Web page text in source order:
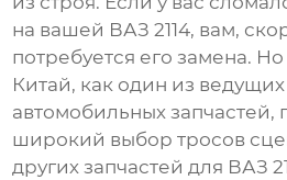
на вашей ВАЗ 2114, вам,
потребуется его замена. Но
Китай, как один из
автомобильных запчастей,
широкий выбор тросов
других запчастей для ВАЗ